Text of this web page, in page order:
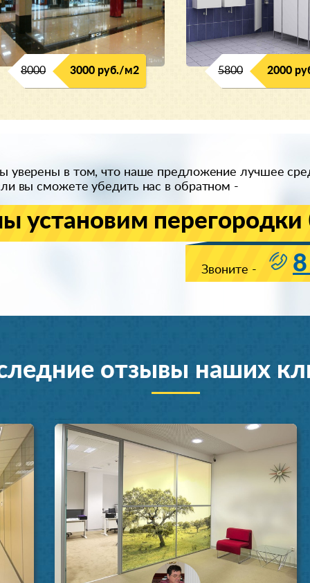
8000 3000 руб./м2 5800 2000
уверены в том, что наше предложение лучшее
вы сможете убедить нас в обратном -
установим перегородки
Звоните -
отзывы наших